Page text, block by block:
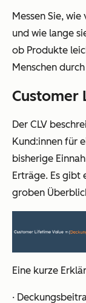
Messen Sie,
und wie lange
ob Produkte
Menschen
Customer
Der CLV
Kund:innen für
bisherige
Erträge. Es gibt
groben
Eine kurze
·